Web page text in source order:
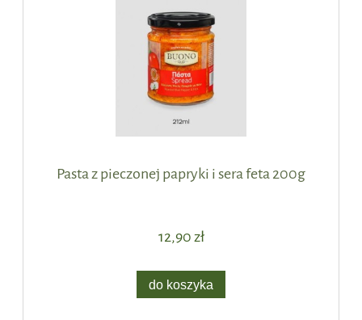
Pasta z pieczonej papryki i sera feta 200g
12,90 zł
do koszyka